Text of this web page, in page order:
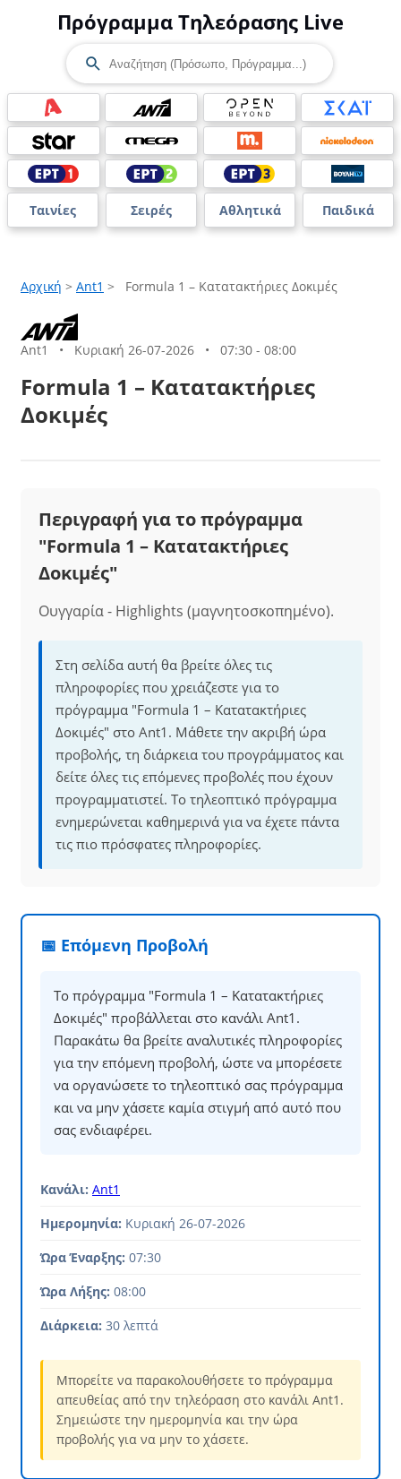
Πρόγραμμα Τηλεόρασης Live
Ταινίες Σειρές Αθλητικά Παιδικά
Αρχική > Ant1 > Formula 1 – Κατατακτήριες Δοκιμές
Ant1 • Κυριακή 26-07-2026 • 07:30 - 08:00
Formula 1 – Κατατακτήριες
Δοκιμές
Περιγραφή για το πρόγραμμα
"Formula 1 – Κατατακτήριες
Δοκιμές"
Ουγγαρία - Highlights (μαγνητοσκοπημένο).
Στη σελίδα αυτή θα βρείτε όλες τις
πληροφορίες που χρειάζεστε για το
πρόγραμμα "Formula 1 – Κατατακτήριες
Δοκιμές" στο Ant1. Μάθετε την ακριβή ώρα
προβολής, τη διάρκεια του προγράμματος και
δείτε όλες τις επόμενες προβολές που έχουν
προγραμματιστεί. Το τηλεοπτικό πρόγραμμα
ενημερώνεται καθημερινά για να έχετε πάντα
τις πιο πρόσφατες πληροφορίες.
📅 Επόμενη Προβολή
Το πρόγραμμα "Formula 1 – Κατατακτήριες
Δοκιμές" προβάλλεται στο κανάλι Ant1.
Παρακάτω θα βρείτε αναλυτικές πληροφορίες
για την επόμενη προβολή, ώστε να μπορέσετε
να οργανώσετε το τηλεοπτικό σας πρόγραμμα
και να μην χάσετε καμία στιγμή από αυτό που
σας ενδιαφέρει.
Κανάλι: Ant1
Ημερομηνία: Κυριακή 26-07-2026
Ώρα Έναρξης: 07:30
Ώρα Λήξης: 08:00
Διάρκεια: 30 λεπτά
Μπορείτε να παρακολουθήσετε το πρόγραμμα
απευθείας από την τηλεόραση στο κανάλι Ant1.
Σημειώστε την ημερομηνία και την ώρα
προβολής για να μην το χάσετε.